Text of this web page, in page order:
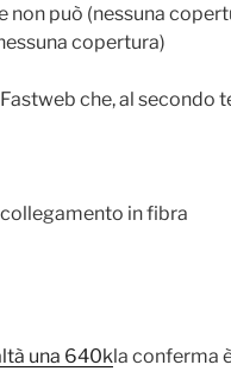
può (nessuna
copertura)
che, al secondo
in fibra
una 640kla conferma